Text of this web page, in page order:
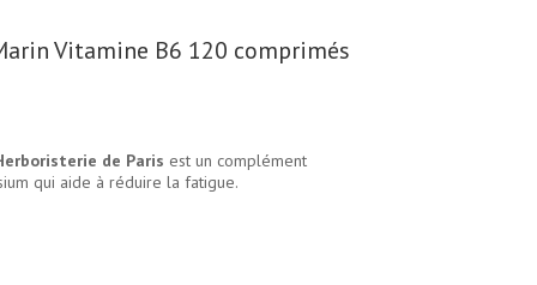
Vitamine B6 120 comprimés
de Paris est un complément
qui aide à réduire la fatigue.